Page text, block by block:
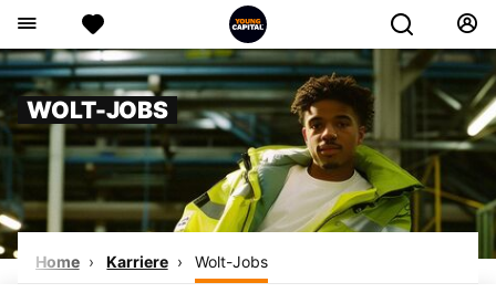
WOLT-JOBS
Home Karriere Wolt-Jobs